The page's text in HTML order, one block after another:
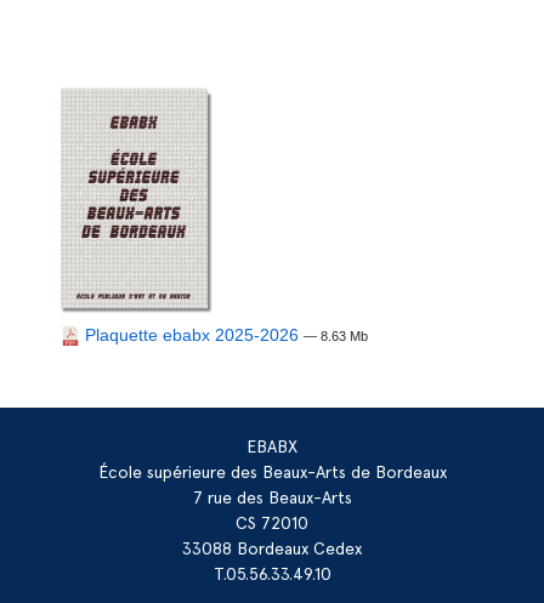
Plaquette ebabx 2025-2026 — 8.63 Mb
EBABX
École supérieure des Beaux-Arts de Bordeaux
7 rue des Beaux-Arts
CS 72010
33088 Bordeaux Cedex
T.05.56.33.49.10